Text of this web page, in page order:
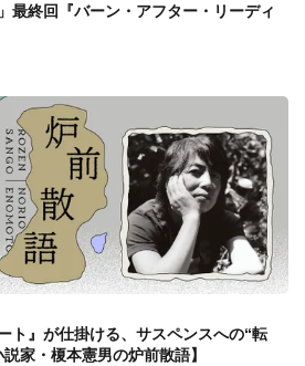
最終回『バーン・アフター・リーディ
ト』が仕掛ける、サスペンスへの“転
家・榎本憲男の炉前散語】